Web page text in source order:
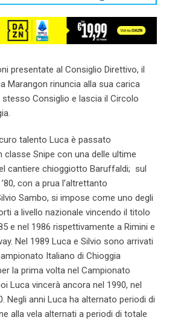
presentate al Consiglio Direttivo, il
Marangon rinuncia alla sua carica
stesso Consiglio e lascia il Circolo
talento Luca è passato
classe Snipe con una delle ultime
cantiere chioggiotto Baruffaldi; sul
con a prua l’altrettanto
Sambo, si impose come uno degli
a livello nazionale vincendo il titolo
e nel 1986 rispettivamente a Rimini e
Nel 1989 Luca e Silvio sono arrivati
Italiano di Chioggia
la prima volta nel Campionato
Luca vincerà ancora nel 1990, nel
Negli anni Luca ha alternato periodi di
alla vela alternati a periodi di totale